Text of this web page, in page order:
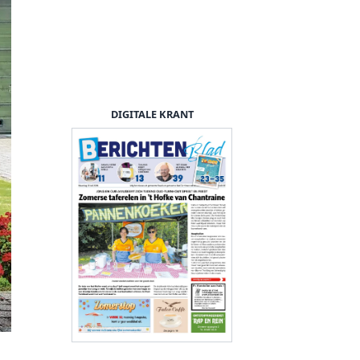
DIGITALE KRANT